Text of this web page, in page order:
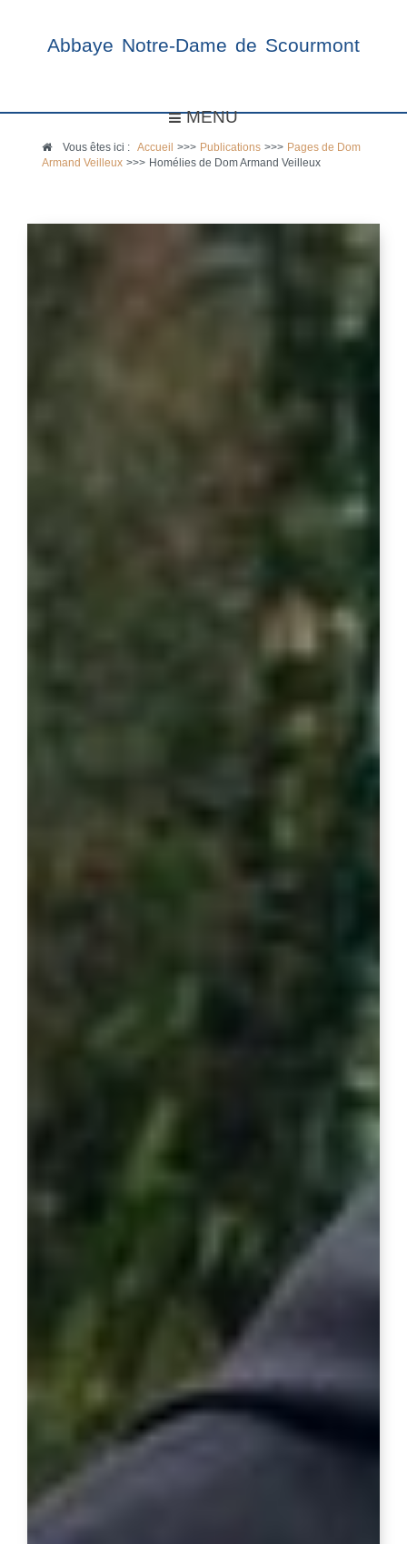
Abbaye Notre-Dame de Scourmont
MENU
Vous êtes ici :Accueil >>> Publications >>> Pages de Dom
Armand Veilleux >>> Homélies de Dom Armand Veilleux